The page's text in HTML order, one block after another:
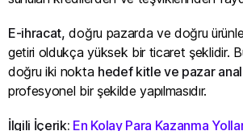
E-ihracat, doğru pazarda ve doğru
getiri oldukça yüksek bir ticaret şeklidir.
doğru iki nokta hedef kitle ve pazar
profesyonel bir şekilde yapılmasıdır.
İlgili İçerik: En Kolay Para Kazanma